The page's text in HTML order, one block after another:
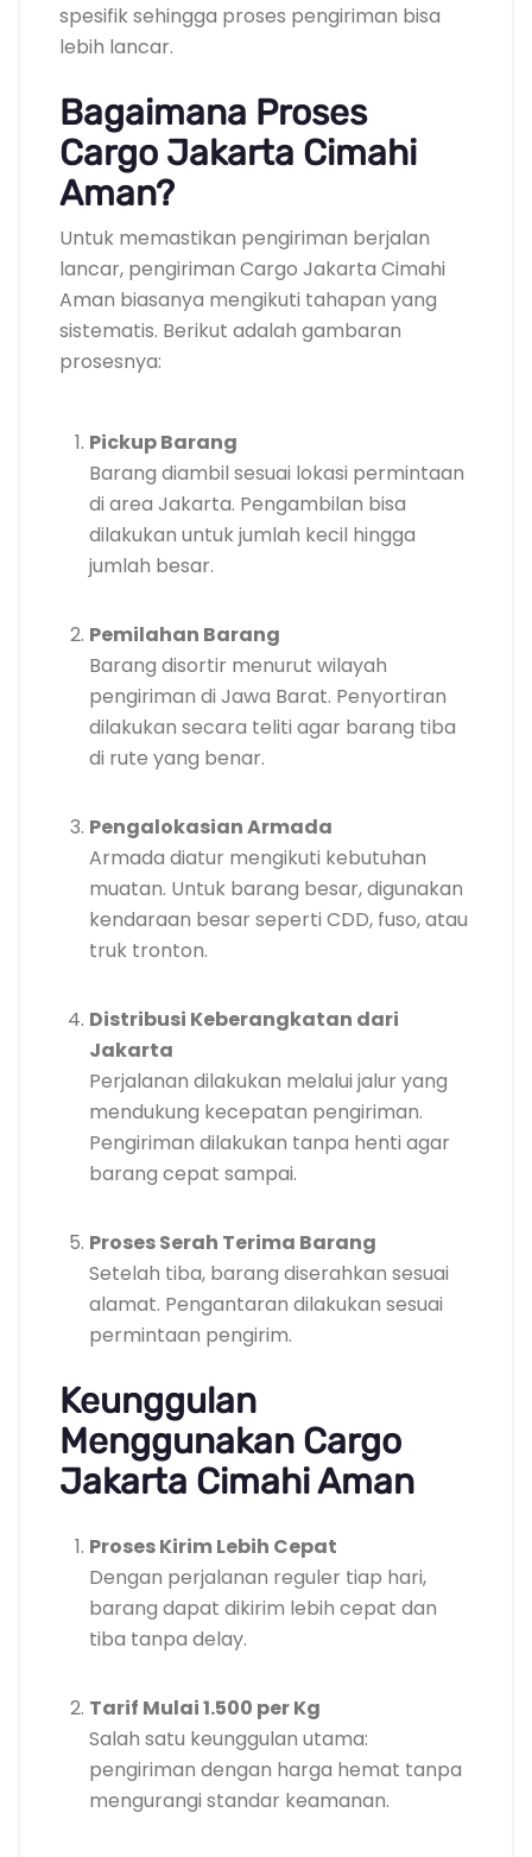
spesifik sehingga proses pengiriman bisa
lebih lancar.
Bagaimana Proses
Cargo Jakarta Cimahi
Aman?
Untuk memastikan pengiriman berjalan
lancar, pengiriman Cargo Jakarta Cimahi
Aman biasanya mengikuti tahapan yang
sistematis. Berikut adalah gambaran
prosesnya:
Pickup Barang
Barang diambil sesuai lokasi permintaan
di area Jakarta. Pengambilan bisa
dilakukan untuk jumlah kecil hingga
jumlah besar.
Pemilahan Barang
Barang disortir menurut wilayah
pengiriman di Jawa Barat. Penyortiran
dilakukan secara teliti agar barang tiba
di rute yang benar.
Pengalokasian Armada
Armada diatur mengikuti kebutuhan
muatan. Untuk barang besar, digunakan
kendaraan besar seperti CDD, fuso, atau
truk tronton.
Distribusi Keberangkatan dari
Jakarta
Perjalanan dilakukan melalui jalur yang
mendukung kecepatan pengiriman.
Pengiriman dilakukan tanpa henti agar
barang cepat sampai.
Proses Serah Terima Barang
Setelah tiba, barang diserahkan sesuai
alamat. Pengantaran dilakukan sesuai
permintaan pengirim.
Keunggulan
Menggunakan Cargo
Jakarta Cimahi Aman
Proses Kirim Lebih Cepat
Dengan perjalanan reguler tiap hari,
barang dapat dikirim lebih cepat dan
tiba tanpa delay.
Tarif Mulai 1.500 per Kg
Salah satu keunggulan utama:
pengiriman dengan harga hemat tanpa
mengurangi standar keamanan.